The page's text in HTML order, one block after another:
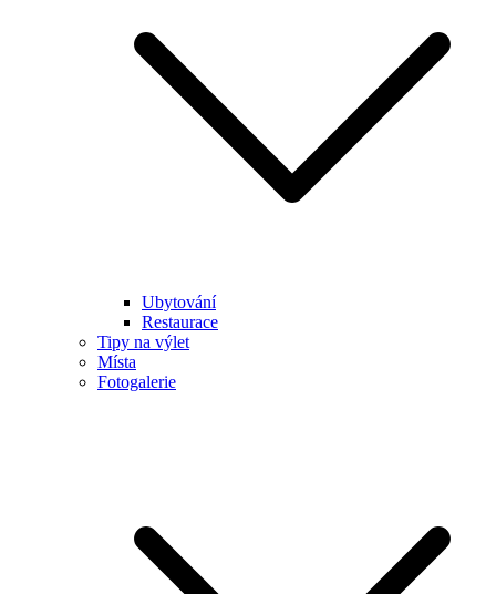
Ubytování
Restaurace
Tipy na výlet
Místa
Fotogalerie